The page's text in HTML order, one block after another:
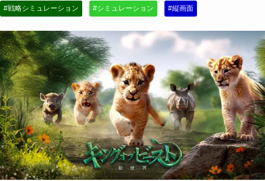
#戦略シミュレーション #シミュレーション #縦画面